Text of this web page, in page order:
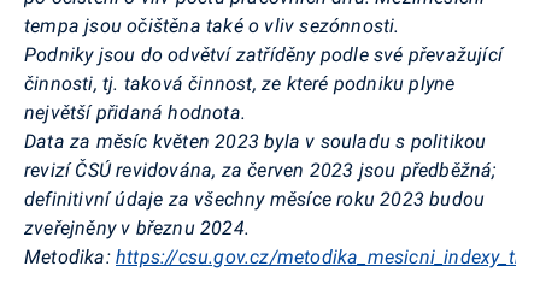
tempa jsou očištěna také o vliv sezónnosti.
Podniky jsou do odvětví zatříděny podle své převažující
činnosti, tj. taková činnost, ze které podniku plyne
největší přidaná hodnota.
Data za měsíc květen 2023 byla v souladu s politikou
revizí ČSÚ revidována, za červen 2023 jsou předběžná;
definitivní údaje za všechny měsíce roku 2023 budou
zveřejněny v březnu 2024.
Metodika: https://csu.gov.cz/